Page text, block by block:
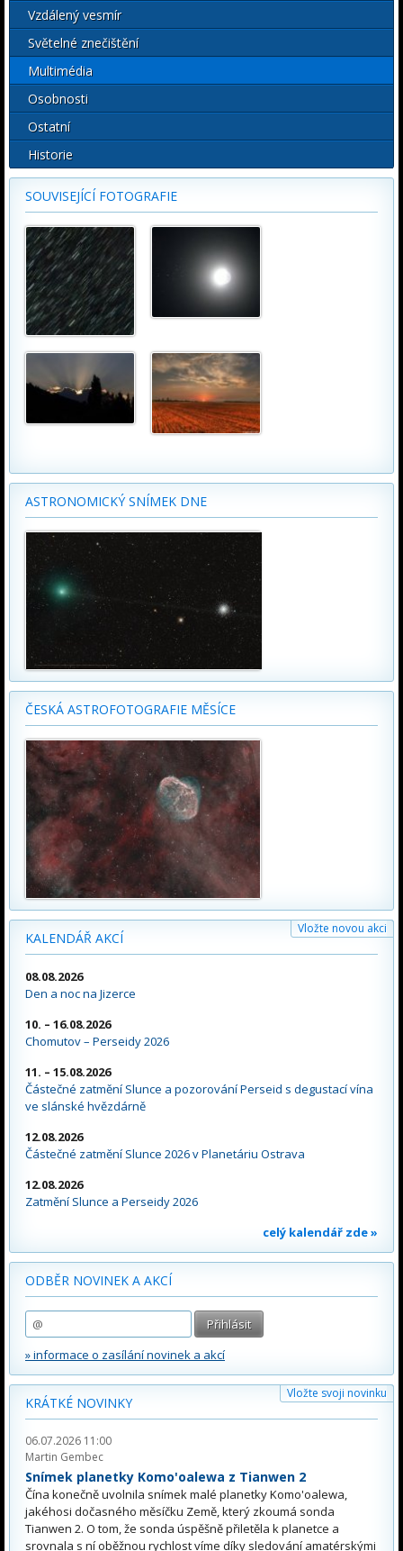
Vzdálený vesmír
Světelné znečištění
Multimédia
Osobnosti
Ostatní
Historie
SOUVISEJÍCÍ FOTOGRAFIE
ASTRONOMICKÝ SNÍMEK DNE
ČESKÁ ASTROFOTOGRAFIE MĚSÍCE
KALENDÁŘ AKCÍ
Vložte novou akci
08.08.2026
Den a noc na Jizerce
10. – 16.08.2026
Chomutov – Perseidy 2026
11. – 15.08.2026
Částečné zatmění Slunce a pozorování Perseid s degustací vína
ve slánské hvězdárně
12.08.2026
Částečné zatmění Slunce 2026 v Planetáriu Ostrava
12.08.2026
Zatmění Slunce a Perseidy 2026
celý kalendář zde »
ODBĚR NOVINEK A AKCÍ
» informace o zasílání novinek a akcí
Vložte svoji novinku
KRÁTKÉ NOVINKY
06.07.2026 11:00
Martin Gembec
Snímek planetky Komo'oalewa z Tianwen 2
Čína konečně uvolnila snímek malé planetky Komo'oalewa,
jakéhosi dočasného měsíčku Země, který zkoumá sonda
Tianwen 2. O tom, že sonda úspěšně přiletěla k planetce a
srovnala s ní oběžnou rychlost víme díky sledování amatérskými